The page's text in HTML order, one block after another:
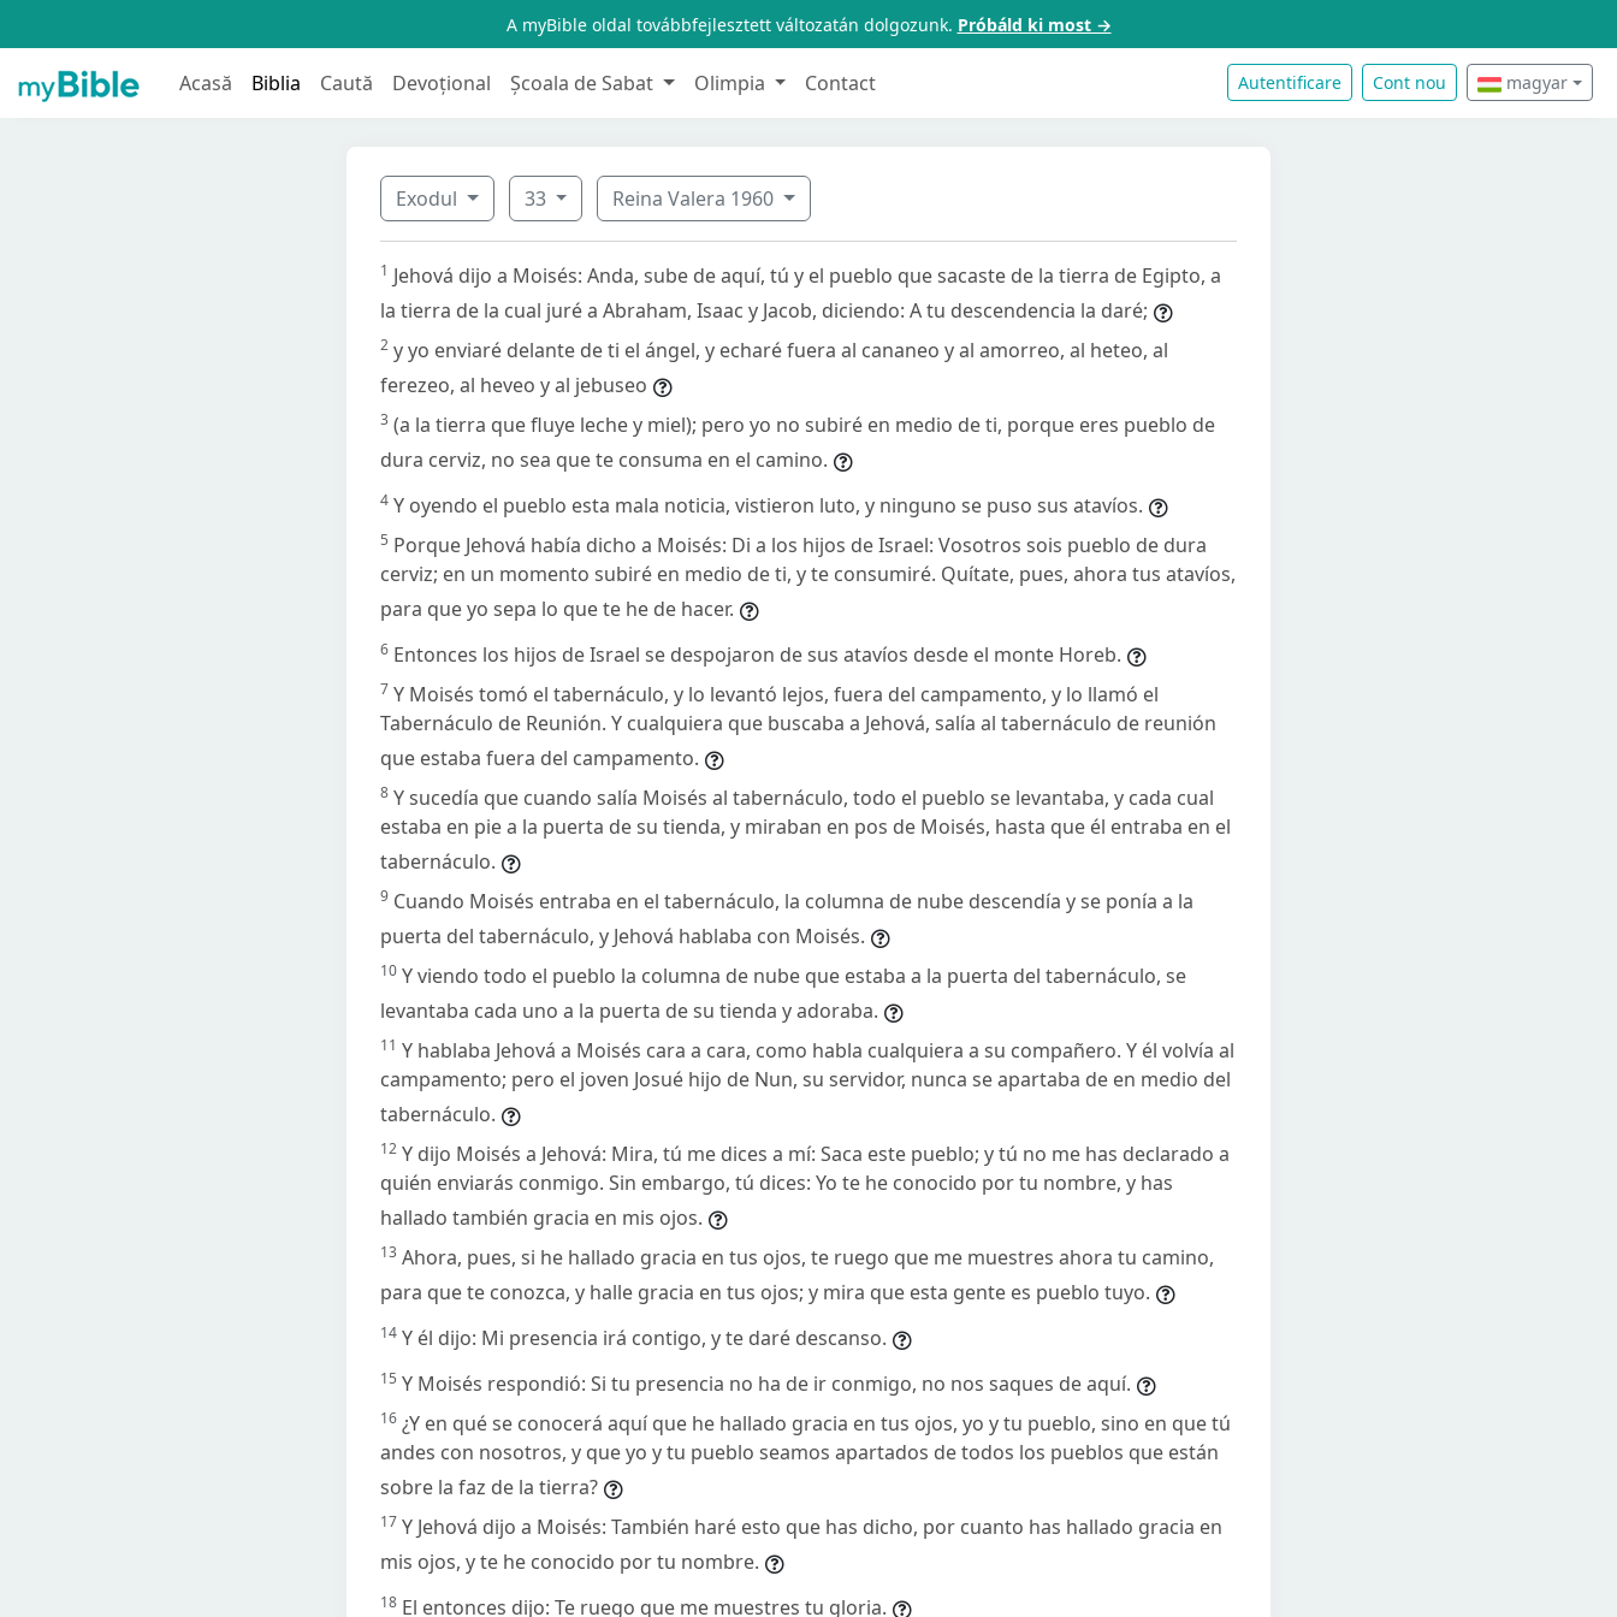
A myBible oldal továbbfejlesztett változatán dolgozunk. Próbáld ki most →
Acasă Biblia Caută Devoțional Școala de Sabat Olimpia Contact Autentificare Cont nou magyar
Exodul 33 Reina Valera 1960
1 Jehová dijo a Moisés: Anda, sube de aquí, tú y el pueblo que sacaste de la tierra de Egipto, a
la tierra de la cual juré a Abraham, Isaac y Jacob, diciendo: A tu descendencia la daré;
2 y yo enviaré delante de ti el ángel, y echaré fuera al cananeo y al amorreo, al heteo, al
ferezeo, al heveo y al jebuseo
3 (a la tierra que fluye leche y miel); pero yo no subiré en medio de ti, porque eres pueblo de
dura cerviz, no sea que te consuma en el camino.
4 Y oyendo el pueblo esta mala noticia, vistieron luto, y ninguno se puso sus atavíos.
5 Porque Jehová había dicho a Moisés: Di a los hijos de Israel: Vosotros sois pueblo de dura
cerviz; en un momento subiré en medio de ti, y te consumiré. Quítate, pues, ahora tus atavíos,
para que yo sepa lo que te he de hacer.
6 Entonces los hijos de Israel se despojaron de sus atavíos desde el monte Horeb.
7 Y Moisés tomó el tabernáculo, y lo levantó lejos, fuera del campamento, y lo llamó el
Tabernáculo de Reunión. Y cualquiera que buscaba a Jehová, salía al tabernáculo de reunión
que estaba fuera del campamento.
8 Y sucedía que cuando salía Moisés al tabernáculo, todo el pueblo se levantaba, y cada cual
estaba en pie a la puerta de su tienda, y miraban en pos de Moisés, hasta que él entraba en el
tabernáculo.
9 Cuando Moisés entraba en el tabernáculo, la columna de nube descendía y se ponía a la
puerta del tabernáculo, y Jehová hablaba con Moisés.
10 Y viendo todo el pueblo la columna de nube que estaba a la puerta del tabernáculo, se
levantaba cada uno a la puerta de su tienda y adoraba.
11 Y hablaba Jehová a Moisés cara a cara, como habla cualquiera a su compañero. Y él volvía al
campamento; pero el joven Josué hijo de Nun, su servidor, nunca se apartaba de en medio del
tabernáculo.
12 Y dijo Moisés a Jehová: Mira, tú me dices a mí: Saca este pueblo; y tú no me has declarado a
quién enviarás conmigo. Sin embargo, tú dices: Yo te he conocido por tu nombre, y has
hallado también gracia en mis ojos.
13 Ahora, pues, si he hallado gracia en tus ojos, te ruego que me muestres ahora tu camino,
para que te conozca, y halle gracia en tus ojos; y mira que esta gente es pueblo tuyo.
14 Y él dijo: Mi presencia irá contigo, y te daré descanso.
15 Y Moisés respondió: Si tu presencia no ha de ir conmigo, no nos saques de aquí.
16 ¿Y en qué se conocerá aquí que he hallado gracia en tus ojos, yo y tu pueblo, sino en que tú
andes con nosotros, y que yo y tu pueblo seamos apartados de todos los pueblos que están
sobre la faz de la tierra?
17 Y Jehová dijo a Moisés: También haré esto que has dicho, por cuanto has hallado gracia en
mis ojos, y te he conocido por tu nombre.
18 El entonces dijo: Te ruego que me muestres tu gloria.